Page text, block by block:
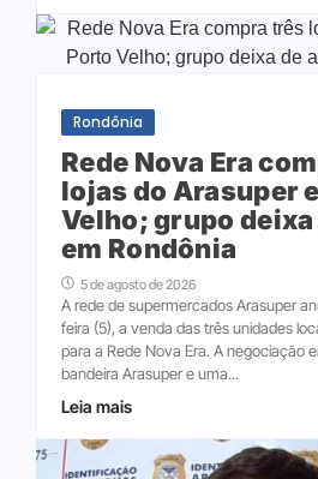
Rondônia
Rede Nova Era
lojas do Arasuper
Velho; grupo
em Rondônia
5 de agosto de 2026
A rede de supermercados Arasuper
feira (5), a venda das três unidades
para a Rede Nova Era. A negociação
bandeira Arasuper e uma...
Leia mais